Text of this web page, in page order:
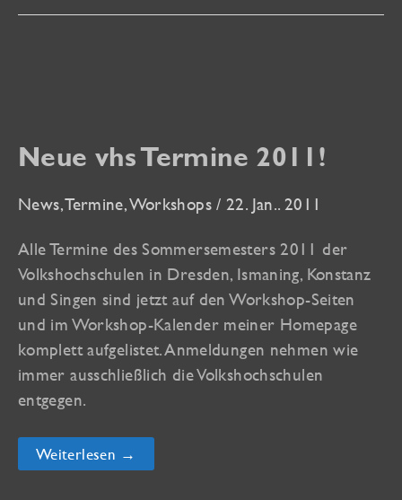
Herbst
Neue vhs Termine 2011!
News,Termine,Workshops / 22. Jan.. 2011
Alle Termine des Sommersemesters 2011 der
Volkshochschulen in Dresden, Ismaning, Konstanz
und Singen sind jetzt auf den Workshop-Seiten
und im Workshop-Kalender meiner Homepage
komplett aufgelistet. Anmeldungen nehmen wie
immer ausschließlich die Volkshochschulen
entgegen.
Neue
vhs
Weiterlesen →